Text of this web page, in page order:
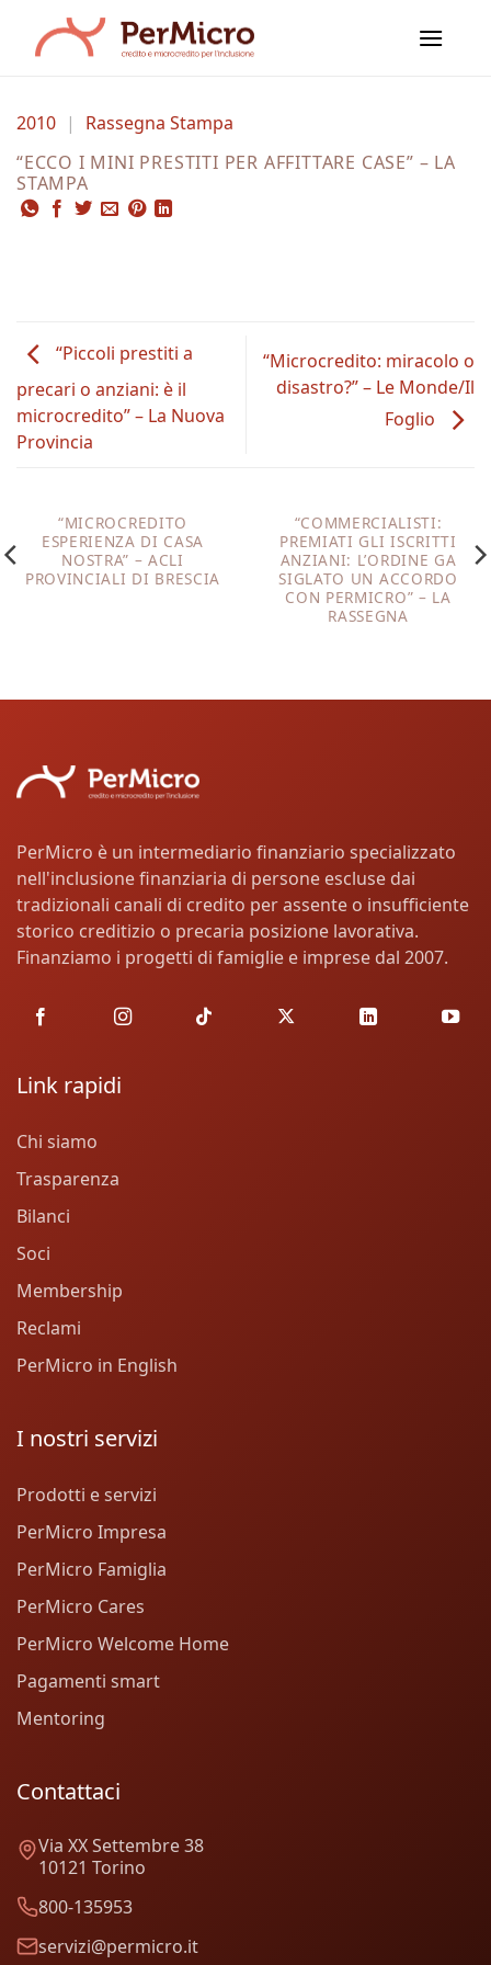
contenuti
2010 |
Rassegna Stampa
“ECCO I MINI PRESTITI PER AFFITTARE CASE” – LA
STAMPA
“Piccoli prestiti a
precari o anziani: è il
microcredito” – La Nuova
Provincia
“Microcredito: miracolo o
disastro?” – Le Monde/Il
Foglio
“MICROCREDITO
ESPERIENZA DI CASA
NOSTRA” – ACLI
PROVINCIALI DI BRESCIA
“COMMERCIALISTI:
PREMIATI GLI ISCRITTI
ANZIANI: L’ORDINE GA
SIGLATO UN ACCORDO
CON PERMICRO” – LA
RASSEGNA
PerMicro è un intermediario finanziario specializzato
nell'inclusione finanziaria di persone escluse dai
tradizionali canali di credito per assente o insufficiente
storico creditizio o precaria posizione lavorativa.
Finanziamo i progetti di famiglie e imprese dal 2007.
Link rapidi
Chi siamo
Trasparenza
Bilanci
Soci
Membership
Reclami
PerMicro in English
I nostri servizi
Prodotti e servizi
PerMicro Impresa
PerMicro Famiglia
PerMicro Cares
PerMicro Welcome Home
Pagamenti smart
Mentoring
Contattaci
Via XX Settembre 38
10121 Torino
800-135953
servizi@permicro.it